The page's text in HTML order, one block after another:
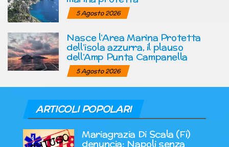
5 Agosto 2026
Nasce l’Area Marina Protetta
dell’isola azzurra, il plauso
dell’Amp Punta Campanella
5 Agosto 2026
ARTICOLI POPOLARI
Mariagrazia Di Scala (Fi)
denuncia: Napoli senza